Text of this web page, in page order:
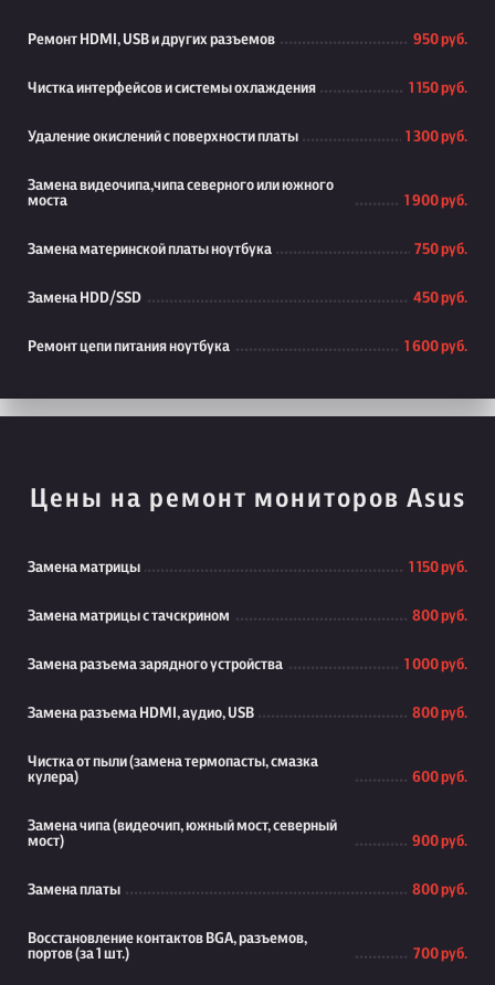
Ремонт HDMI, USB и других разъемов 950 руб.
Чистка интерфейсов и системы охлаждения 1 150 руб.
Удаление окислений с поверхности платы 1 300 руб.
Замена видеочипа,чипа северного или южного
моста
1 900 руб.
Замена материнской платы ноутбука 750 руб.
Замена HDD/SSD 450 руб.
Ремонт цепи питания ноутбука 1 600 руб.
Цены на ремонт мониторов Asus
Замена матрицы 1 150 руб.
Замена матрицы с тачскрином 800 руб.
Замена разъема зарядного устройства 1 000 руб.
Замена разъема HDMI, аудио, USB 800 руб.
Чистка от пыли (замена термопасты, смазка
кулера)
600 руб.
Замена чипа (видеочип, южный мост, северный
мост)
900 руб.
Замена платы 800 руб.
Восстановление контактов BGA, разъемов,
портов (за 1 шт.)
700 руб.